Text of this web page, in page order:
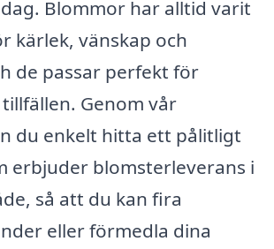
Blommor har alltid varit
kärlek, vänskap och
de passar perfekt för
Genom vår
du enkelt hitta ett pålitligt
erbjuder blomsterleverans i
så att du kan fira
eller förmedla dina